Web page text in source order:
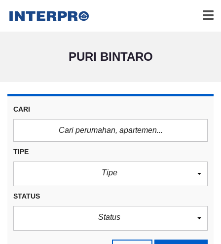
PURI BINTARO
CARI
TIPE
Tipe
STATUS
Status